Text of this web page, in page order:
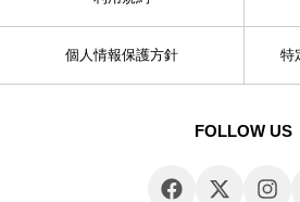
個人情報保護方針 特
FOLLOW US